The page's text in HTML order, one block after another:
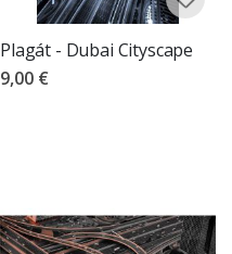
Plagát - Dubai Cityscape
9,00 €